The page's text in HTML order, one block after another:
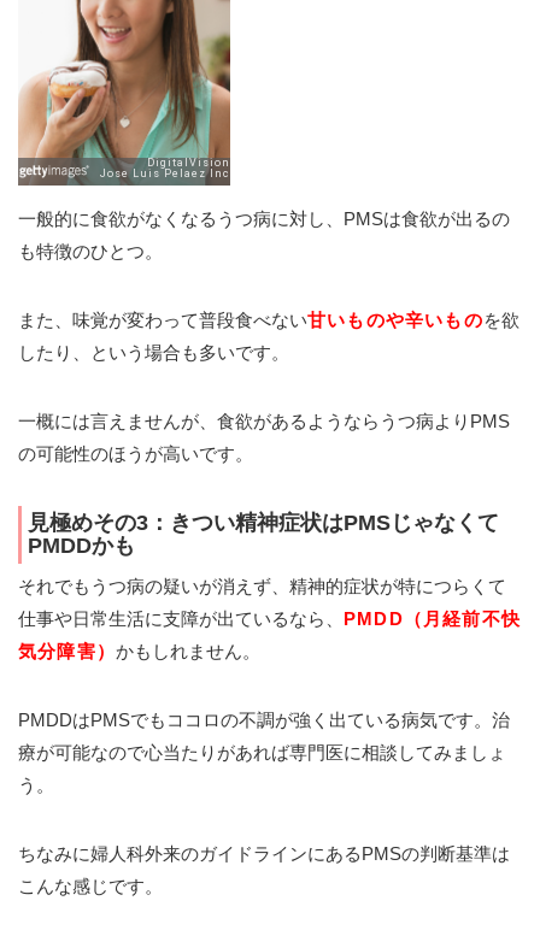
一般的に食欲がなくなるうつ病に対し、PMSは食欲が出るの
も特徴のひとつ。
また、味覚が変わって普段食べない甘いものや辛いものを欲
したり、という場合も多いです。
一概には言えませんが、食欲があるようならうつ病よりPMS
の可能性のほうが高いです。
見極めその3：きつい精神症状はPMSじゃなくて
PMDDかも
それでもうつ病の疑いが消えず、精神的症状が特につらくて
仕事や日常生活に支障が出ているなら、 PMDD（月経前不快
気分障害） かもしれません。
PMDDはPMSでもココロの不調が強く出ている病気です。治
療が可能なので心当たりがあれば専門医に相談してみましょ
う。
ちなみに婦人科外来のガイドラインにあるPMSの判断基準は
こんな感じです。